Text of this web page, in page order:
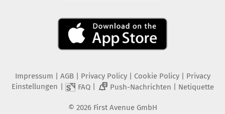
Impressum AGB Privacy Policy| Cookie Policy| Privacy
Einstellungen
FAQ| 2 Push-Nachrichten Netiquette
© 2026 First Avenue GmbH